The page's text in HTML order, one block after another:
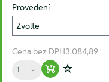
Provedení
Cena bez DPH3.084,89
Množství
Warenkorb
Zur